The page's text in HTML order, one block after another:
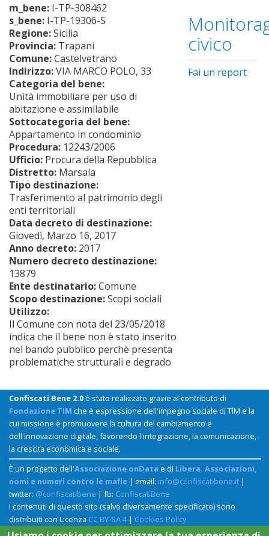
m_bene: I-TP-308462
s_bene: I-TP-19306-S
Regione:Sicilia
Provincia: Trapani
Comune:Castelvetrano
Indirizzo:VIA MARCO POLO, 33
Categoria del bene:
Unità immobiliare per uso di
abitazione e assimilabile
Sottocategoria del bene:
Appartamento in condominio
Procedura: 12243/2006
Ufficio: Procura della Repubblica
Distretto: Marsala
Tipo destinazione:
Trasferimento al patrimonio degli
enti territoriali
Data decreto di destinazione:
Giovedì, Marzo 16, 2017
Anno decreto: 2017
Numero decreto destinazione:
13879
Ente destinatario:Comune
Scopo destinazione:Scopi sociali
Utilizzo:
Il Comune con nota del 23/05/2018
indica che il bene non è stato inserito
nel bando pubblico perchè presenta
problematiche strutturali e degrado
civico
Fai un report
Confiscati Bene 2.0è stato realizzato grazie al contributo di
Fondazione TIM che è espressione dell'impegno sociale di TIM e la
cui missione è promuovere la cultura del cambiamento e
dell'innovazione digitale, favorendo l'integrazione, la comunicazione,
la crescita economica e sociale.
È un progetto dell'Associazione onData e di Libera. Associazioni,
nomi e numeri contro le mafie | email: info@confiscatibene.it |
twitter: @confiscatibene | fb: ConfiscatiBene
I contenuti di questo sito (salvo diversamente specificato) sono
distribuiti con Licenza CC BY-SA 4| Cookies Policy